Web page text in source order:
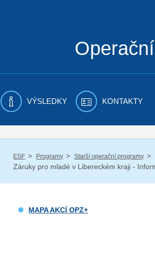
VÝSLEDKY KONTAKTY
ESF / Programy / Starší operační programy /
Záruky pro mladé v Libereckém kraji -
MAPA AKCÍ OPZ+